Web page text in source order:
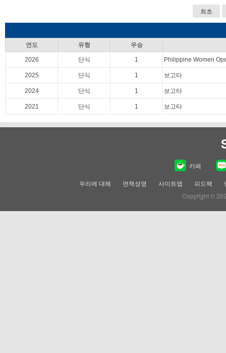
최초
연도 유형 우승
2026 단식 1 Philippine Women
2025 단식 1 보고타
2024 단식 1 보고타
2021 단식 1 보고타
카페
우리에 대해 면책성명 사이트맵 피드팩
Copyright ©